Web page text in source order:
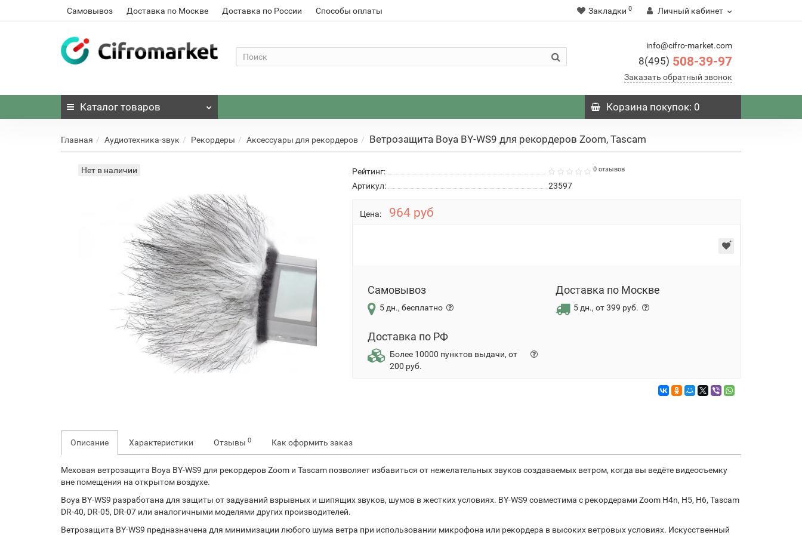
Самовывоз Доставка по Москве Доставка по России Способы оплаты Закладки 0 Личный кабинет
info@cifro-market.com
8(495) 508-39-97
Заказать обратный звонок
Каталог товаров Корзинапокупок: 0
Главная Аудиотехника-звук Рекордеры Аксессуары для рекордеров Ветрозащита Boya BY-WS9 для рекордеров Zoom, Tascam
Нет в наличии Рейтинг: 0 отзывов
Артикул: 23597
Цена: 964 руб
Самовывоз
5 дн., бесплатно
Доставка по Москве
5 дн., от 399 руб.
Доставка по РФ
Более 10000 пунктов выдачи, от
200 руб.
Описание Характеристики Отзывы 0 Как оформить заказ
Меховая ветрозащита Boya BY-WS9 для рекордеров Zoom и Tascam позволяет избавиться от нежелательных звуков создаваемых ветром, когда вы ведёте видеосъемку
вне помещения на открытом воздухе.
Boya BY-WS9 разработана для защиты от задуваний взрывных и шипящих звуков, шумов в жестких условиях. BY-WS9 совместима с рекордерами Zoom H4n, H5, H6, Tascam
DR-40, DR-05, DR-07 или аналогичными моделями других производителей.
Ветрозащита BY-WS9 предназначена для минимизации любого шума ветра при использовании микрофона или рекордера в высоких ветровых условиях. Искусственный